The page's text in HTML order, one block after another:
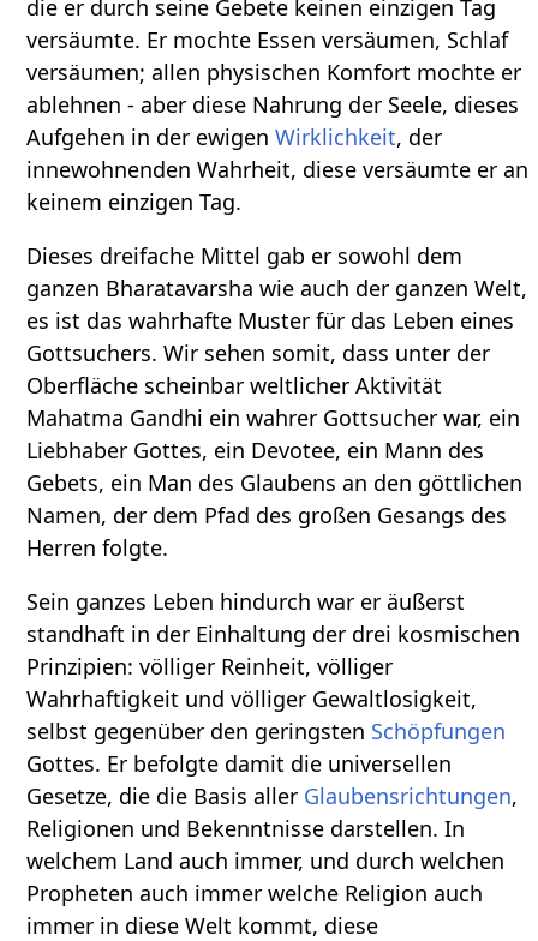
die er durch seine Gebete keinen einzigen Tag
versäumte. Er mochte Essen versäumen, Schlaf
versäumen; allen physischen Komfort mochte er
ablehnen - aber diese Nahrung der Seele, dieses
Aufgehen in der ewigenWirklichkeit, der
innewohnenden Wahrheit, diese versäumte er an
keinem einzigen Tag.
Dieses dreifache Mittel gab er sowohl dem
ganzen Bharatavarsha wie auch der ganzen Welt,
es ist das wahrhafte Muster für das Leben eines
Gottsuchers. Wir sehen somit, dass unter der
Oberfläche scheinbar weltlicher Aktivität
Mahatma Gandhi ein wahrer Gottsucher war, ein
Liebhaber Gottes, ein Devotee, ein Mann des
Gebets, ein Man des Glaubens an den göttlichen
Namen, der dem Pfad des großen Gesangs des
Herren folgte.
Sein ganzes Leben hindurch war er äußerst
standhaft in der Einhaltung der drei kosmischen
Prinzipien: völliger Reinheit, völliger
Wahrhaftigkeit und völliger Gewaltlosigkeit,
selbst gegenüber den geringsten Schöpfungen
Gottes. Er befolgte damit die universellen
Gesetze, die die Basis aller Glaubensrichtungen,
Religionen und Bekenntnisse darstellen. In
welchem Land auch immer, und durch welchen
Propheten auch immer welche Religion auch
immer in diese Welt kommt, diese